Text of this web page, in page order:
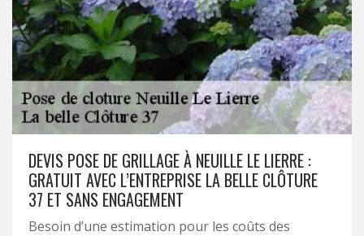
DEVIS POSE DE GRILLAGE À NEUILLE LE LIERRE :
GRATUIT AVEC L’ENTREPRISE LA BELLE CLÔTURE
37 ET SANS ENGAGEMENT
Besoin d’une estimation pour les coûts des